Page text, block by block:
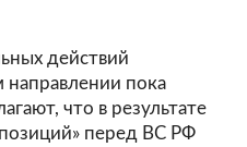
действий
направлении пока
что в результате
перед ВС РФ